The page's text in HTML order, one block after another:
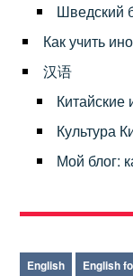
Шведский
Как учить
汉语
Культура
Мой блог:
English English